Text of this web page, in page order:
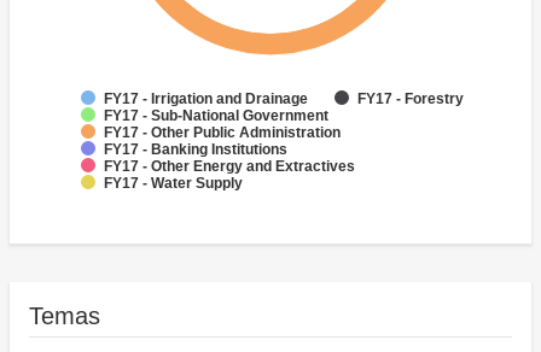
FY17 - Irrigation and Drainage
FY17 - Forestry
FY17 - Sub-National Government
FY17 - Other Public Administration
FY17 - Banking Institutions
FY17 - Other Energy and Extractives
FY17 - Water Supply
Temas